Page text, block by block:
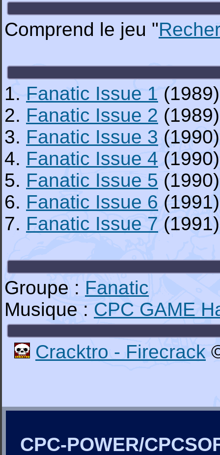
Comprend le jeu "
1. Fanatic Issue 1 (1989)
2. Fanatic Issue 2 (1989)
3. Fanatic Issue 3 (1990)
4. Fanatic Issue 4 (1990)
5. Fanatic Issue 5 (1990)
6. Fanatic Issue 6 (1991)
7. Fanatic Issue 7 (1991)
Groupe : Fanatic
Musique : CPC GAME
Cracktro - Firecrack
CPC-POWER/